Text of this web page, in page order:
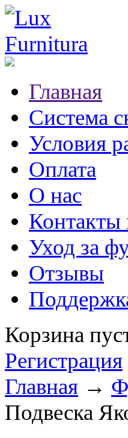
Главная
Система
Условия
Оплата
О нас
Уход за
Отзывы
Корзина
Регистрация
Главная →
Подвеска